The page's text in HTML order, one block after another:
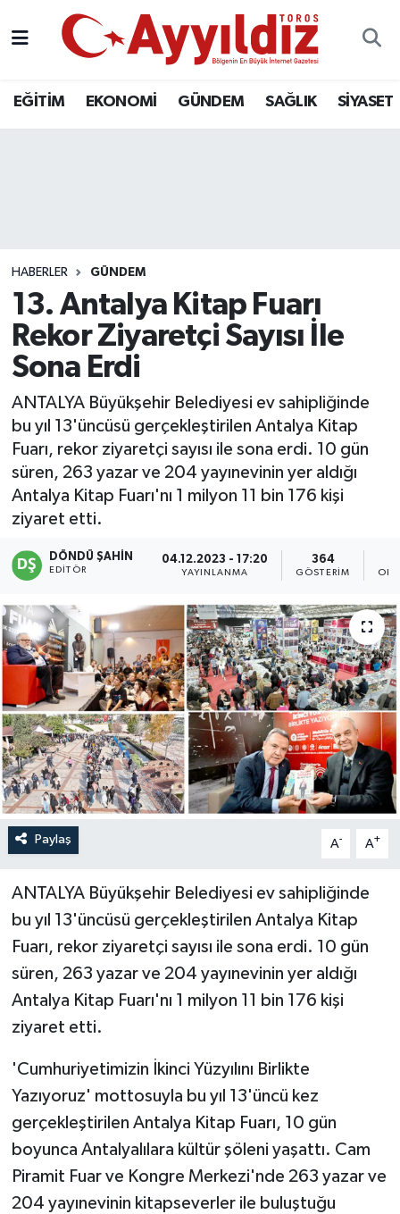
EĞİTİM EKONOMİ GÜNDEM SAĞLIK SİYASET
HABERLER GÜNDEM
13. Antalya Kitap Fuarı
Rekor Ziyaretçi Sayısı İle
Sona Erdi
ANTALYA Büyükşehir Belediyesi ev sahipliğinde
bu yıl 13'üncüsü gerçekleştirilen Antalya Kitap
Fuarı, rekor ziyaretçi sayısı ile sona erdi. 10 gün
süren, 263 yazar ve 204 yayınevinin yer aldığı
Antalya Kitap Fuarı'nı 1 milyon 11 bin 176 kişi
ziyaret etti.
DÖNDÜ ŞAHİN
EDITÖR
04.12.2023 - 17:20
YAYINLANMA
364
GÖSTERIM
Paylaş A- A+
ANTALYA Büyükşehir Belediyesi ev sahipliğinde
bu yıl 13'üncüsü gerçekleştirilen Antalya Kitap
Fuarı, rekor ziyaretçi sayısı ile sona erdi. 10 gün
süren, 263 yazar ve 204 yayınevinin yer aldığı
Antalya Kitap Fuarı'nı 1 milyon 11 bin 176 kişi
ziyaret etti.
'Cumhuriyetimizin İkinci Yüzyılını Birlikte
Yazıyoruz' mottosuyla bu yıl 13'üncü kez
gerçekleştirilen Antalya Kitap Fuarı, 10 gün
boyunca Antalyalılara kültür şöleni yaşattı. Cam
Piramit Fuar ve Kongre Merkezi'nde 263 yazar ve
204 yayınevinin kitapseverler ile buluştuğu